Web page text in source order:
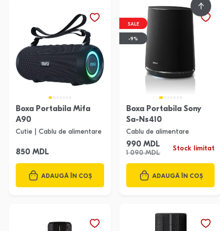
Boxa Portabila Mifa
A90
Cutie | Cablu de alimentare
850 MDL
ADAUGĂ ÎN COȘ
SALE
-9%
Boxa Portabila Sony
Sa-Ns410
Cablu de alimentare
990 MDL
1 090 MDL
Stock limitat
ADAUGĂ ÎN COȘ